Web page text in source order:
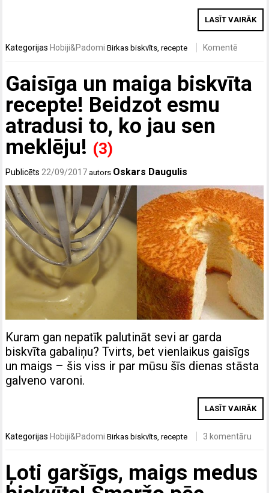
LASĪT VAIRĀK
Kategorijas Hobiji&Padomi Birkas biskvīts,recepte Komentē
Gaisīga un maiga biskvīta
recepte! Beidzot esmu
atradusi to, ko jau sen
meklēju! (3)
Publicēts 22/09/2017 autors Oskars Daugulis
Kuram gan nepatīk palutināt sevi ar garda
biskvīta gabaliņu? Tvirts, bet vienlaikus gaisīgs
un maigs – šis viss ir par mūsu šīs dienas stāsta
galveno varoni.
LASĪT VAIRĀK
Kategorijas Hobiji&Padomi Birkas biskvīts,recepte 3 komentāru
Ļoti garšīgs, maigs medus